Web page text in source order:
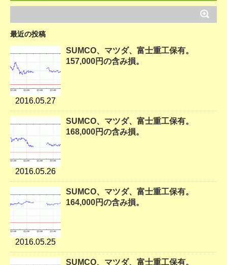
最近の投稿
2016.05.27
SUMCO、マツダ、富士重工保有。
157,000円の含み損。
2016.05.26
SUMCO、マツダ、富士重工保有。
168,000円の含み損。
2016.05.25
SUMCO、マツダ、富士重工保有。
164,000円の含み損。
SUMCO、マツダ、富士重工保有。